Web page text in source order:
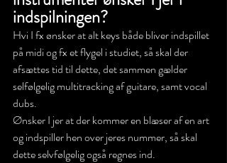
indspilningen?
Hvi I fx ønsker at alt keys både bliver indspillet
på midi og fx et flygel i studiet, så skal der
afsættes tid til dette, det sammen gælder
selfølgelig multitracking af guitare, samt vocal
dubs.
Ønsker I jer at der kommer en blæser af en art
og indspiller hen over jeres nummer, så skal
dette selvfølgelig også regnes ind.